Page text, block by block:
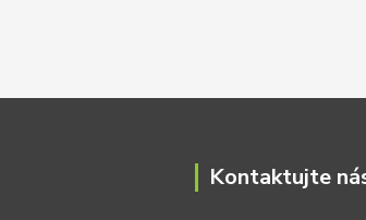
Kontaktujte